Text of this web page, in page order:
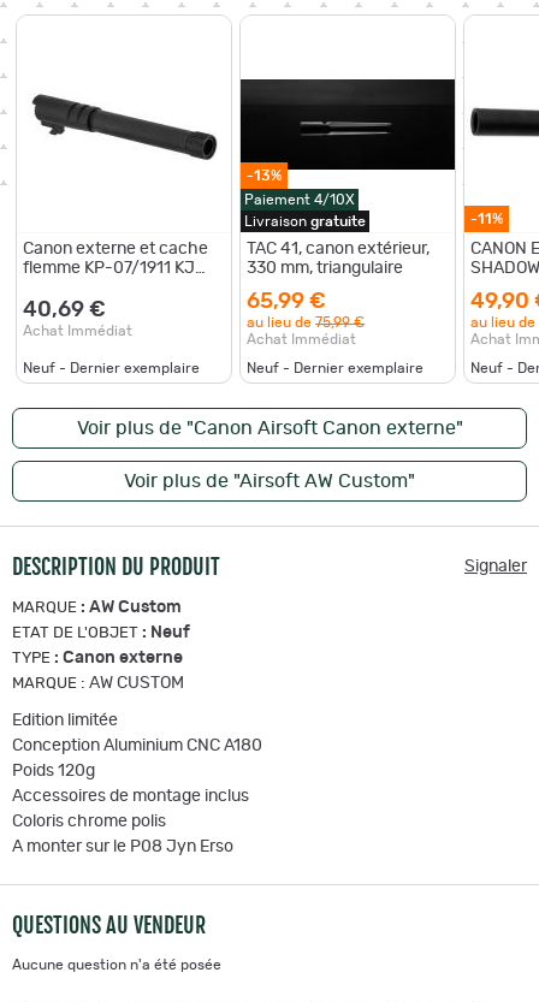
Canon externe et cache
flemme KP-07/1911 KJ
40,69 €
Achat Immédiat
Neuf - Dernier exemplaire
-13%
Paiement 4/10X
Livraison gratuite
TAC 41, canon extérieur,
330 mm, triangulaire
65,99 €
au lieu de 75,99 €
Achat Immédiat
Neuf - Dernier exemplaire
-11%
CANON
49,90
au lieu de
Achat
Neuf -
Voir plus de "Canon Airsoft Canon externe"
Voir plus de "Airsoft AW Custom"
DESCRIPTION DU PRODUIT Signaler
MARQUE : AW Custom
ETAT DE L'OBJET : Neuf
TYPE : Canon externe
MARQUE : AW CUSTOM
Edition limitée
Conception Aluminium CNC A180
Poids 120g
Accessoires de montage inclus
Coloris chrome polis
A monter sur le P08 Jyn Erso
QUESTIONS AU VENDEUR
Aucune question n'a été posée